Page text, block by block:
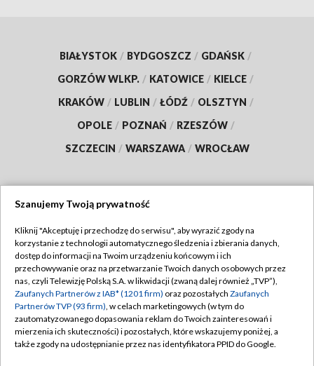
BIAŁYSTOK / BYDGOSZCZ / GDAŃSK /
GORZÓW WLKP. / KATOWICE / KIELCE /
KRAKÓW / LUBLIN / ŁÓDŹ / OLSZTYN /
OPOLE / POZNAŃ / RZESZÓW /
SZCZECIN / WARSZAWA / WROCŁAW
TVP
Abonament TVP
Emisja w TVP
Centrum informacji TVP
Naziemna Telewizja Cyfrowa
Regulamin TVP
Polityka prywatności
Moje zgody
Pomoc
Szanujemy Twoją prywatność
Kliknij "Akceptuję i przechodzę do serwisu", aby wyrazić zgody na
korzystanie z technologii automatycznego śledzenia i zbierania danych,
dostęp do informacji na Twoim urządzeniu końcowym i ich
przechowywanie oraz na przetwarzanie Twoich danych osobowych przez
nas, czyli Telewizję Polską S.A. w likwidacji (zwaną dalej również „TVP”),
Zaufanych Partnerów z IAB* (1201 firm) oraz pozostałych Zaufanych
Partnerów TVP (93 firm), w celach marketingowych (w tym do
zautomatyzowanego dopasowania reklam do Twoich zainteresowań i
mierzenia ich skuteczności) i pozostałych, które wskazujemy poniżej, a
także zgody na udostępnianie przez nas identyfikatora PPID do Google.